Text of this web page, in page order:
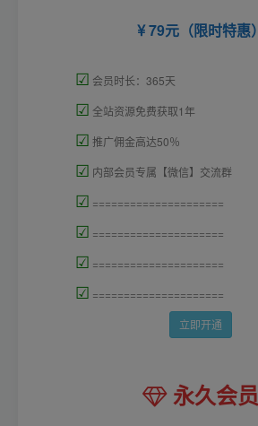
79元（限时特惠）
☑ 会员时长：365天
☑ 全站资源免费获取1年
☑ 推广佣金高达50％
☑ 内部会员专属【微信】交流群
☑ =====================
☑ =====================
☑ =====================
☑ =====================
立即开通
永久会员